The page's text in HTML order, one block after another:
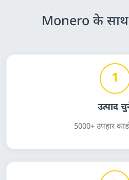
Monero के
1
उत्पाद
5000+ उपहार